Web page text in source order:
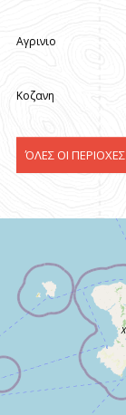
Αγρινιο
Κοζανη
ΌΛΕΣ ΟΙ ΠΕΡΙΟΧΕΣ